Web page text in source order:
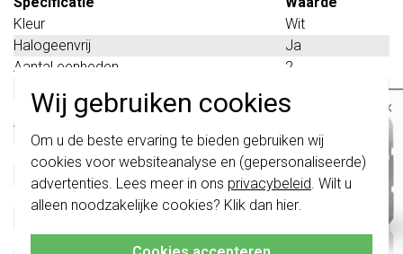
Wij gebruiken cookies
Om u de beste ervaring te bieden gebruiken wij
cookies voor websiteanalyse en (gepersonaliseerde)
advertenties. Lees meer in ons privacybeleid. Wilt u
alleen noodzakelijke cookies? Klik dan hier.
Kleur
Wit
Halogeenvrij
Ja
Aantal eenheden
2
Met klapdeksel
Oppervlaktebescherming
Overig
Tekstveld/beschrijvingsvlak
Materiaalkwaliteit
Thermoplast
Materiaal
Kunststof
Bevestigingswijze
Klembevestiging
RAL-nummer (vergelijkbaar)
9010
×
schakelwippen zijn vernieuwd. Ze zijn
niette combineren met de schakelaars
van vóór augustus 2024.
Klik hiervoor meer informatie, zodat je